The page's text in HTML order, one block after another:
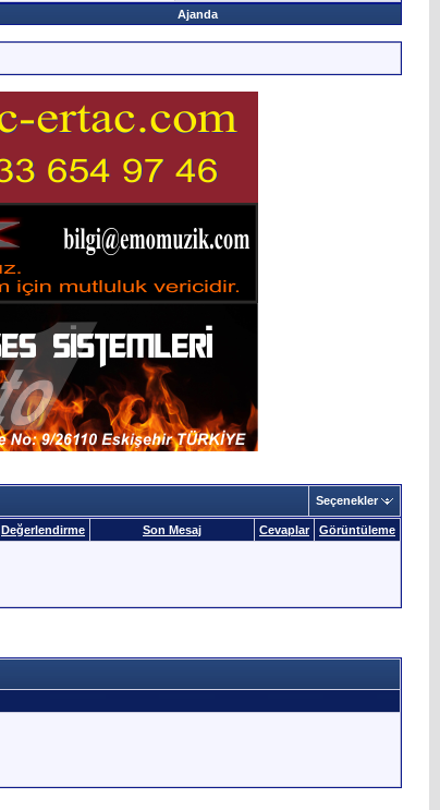
Ajanda
Seçenekler
Değerlendirme Son Mesaj Cevaplar Görüntüleme